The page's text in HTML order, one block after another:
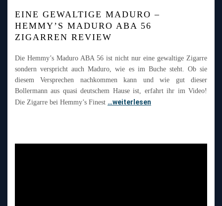
EINE GEWALTIGE MADURO –
HEMMY’S MADURO ABA 56
ZIGARREN REVIEW
Die Hemmy’s Maduro ABA 56 ist nicht nur eine gewaltige Zigarre
sondern verspricht auch Maduro, wie es im Buche steht. Ob sie
diesem Versprechen nachkommen kann und wie gut dieser
Bollermann aus quasi deutschem Hause ist, erfahrt ihr im Video!
Die Zigarre bei Hemmy’s Finest …weiterlesen